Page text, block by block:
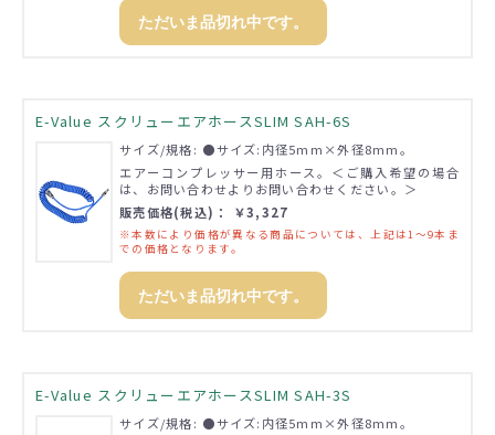
ただいま品切れ中です。
E-Value スクリューエアホースSLIM SAH-6S
サイズ/規格: ●サイズ:内径5mm×外径8mm。
エアーコンプレッサー用ホース。＜ご購入希望の場合
は、お問い合わせよりお問い合わせください。＞
販売価格(税込)： ￥3,327
※本数により価格が異なる商品については、上記は1～9本ま
での価格となります。
ただいま品切れ中です。
E-Value スクリューエアホースSLIM SAH-3S
サイズ/規格: ●サイズ:内径5mm×外径8mm。